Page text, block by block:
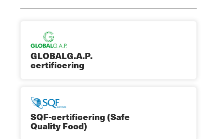
GLOBALG.A.P.
certificering
SQF-certificering (Safe
Quality Food)